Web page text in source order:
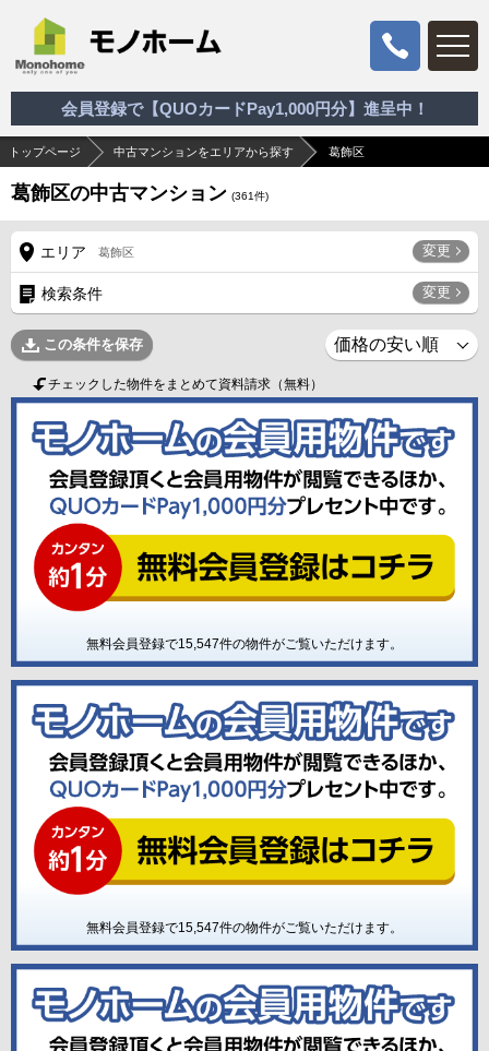
会員登録で【QUOカードPay1,000円分】進呈中！
トップページ 中古マンションをエリアから探す 葛飾区
葛飾区の中古マンション (361件)
エリア 葛飾区 変更
検索条件 変更
この条件を保存
チェックした物件をまとめて資料請求（無料）
無料会員登録で15,547件の物件がご覧いただけます。
無料会員登録で15,547件の物件がご覧いただけます。